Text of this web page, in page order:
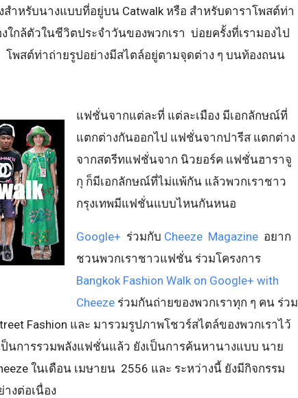
สำหรับนางแบบที่อยู่บน Catwalk หรือ สำหรับดาราโพสต์ท่า
ใกล้ตัวในชีวิตประจำวันของพวกเรา บ่อยครั้งที่เรามองไป
พสต์ท่าถ่ายรูปอย่างมีสไตล์อยู่ตามจุดต่าง ๆ บนท้องถนน
แฟชั่นจากแต่ละที่ แต่ละเมือง มีเอกลักษณ์ที่
แตกต่างกันออกไป แฟชั่นจากปารีส แตกต่าง
จากสตรีทแฟชั่นจาก นิวยอร์ค แฟชั่นฮาราจู
กุ ก็มีเอกลักษณ์ที่ไม่แพ้กัน แล้วพวกเราชาว
กรุงเทพมีแฟชั่นแบบไหนกันหนอ
Google+ ร่วมกับ Cheeze Magazine อยาก
ชวนพวกเราชาวแฟชั่น ร่วมโครงการ
Bangkok Fashion Walk on Google+ with
Cheeze ร่วมกันถ่ายของพวกเราทุก ๆ คน ร่วม
Fashion และ มารวมรูปภาพโชวร์สไตล์ของพวกเราไว้
ป็นการรวมพลังแฟชั่นแล้ว ยังเป็นการค้นหานางแบบ นาย
ในเดือน เมษายน 2556 และ ระหว่างนี้ ยังมีกิจกรรม
งต่อเนื่อง